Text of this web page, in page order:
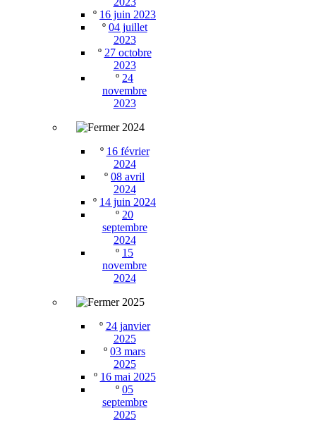
º 16 juin 2023
º 04 juillet
2023
º 27 octobre
2023
º 24
novembre
2023
2024
º 16 février
2024
º 08 avril
2024
º 14 juin 2024
º 20
septembre
2024
º 15
novembre
2024
2025
º 24 janvier
2025
º 03 mars
2025
º 16 mai 2025
º 05
septembre
2025